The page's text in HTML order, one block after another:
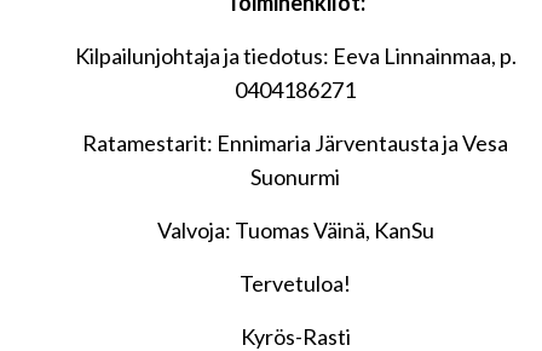
Kilpailunjohtaja ja tiedotus: Eeva Linnainmaa, p.
0404186271
Ratamestarit: Ennimaria Järventausta ja Vesa
Suonurmi
Valvoja: Tuomas Väinä, KanSu
Tervetuloa!
Kyrös-Rasti